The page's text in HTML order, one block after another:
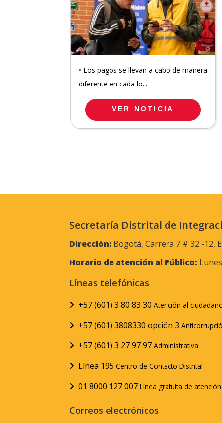
• Los pagos se llevan a cabo de manera
diferente en cada lo...
VER NOTICIA
Secretaría Distrital de
Dirección: Bogotá, Carrera 7 # 32 -12,
Horario de atención al Público:
Líneas telefónicas
+57 (601) 3 80 83 30 Atención al
+57 (601) 3808330 opción 3
+57 (601) 3 27 97 97 Administrativa
Línea 195 Centro de Contacto Distrital
01 8000 127 007 Línea gratuita de
Correos electrónicos